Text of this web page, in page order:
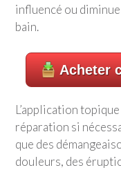
influencé ou
bain.
Acheter
L’application
réparation si
que des
douleurs, des